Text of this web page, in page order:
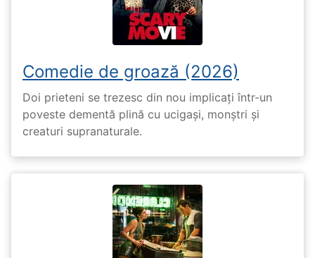
Comedie de groază (2026)
Doi prieteni se trezesc din nou implicați într-un
poveste dementă plină cu ucigași, monștri și
creaturi supranaturale.